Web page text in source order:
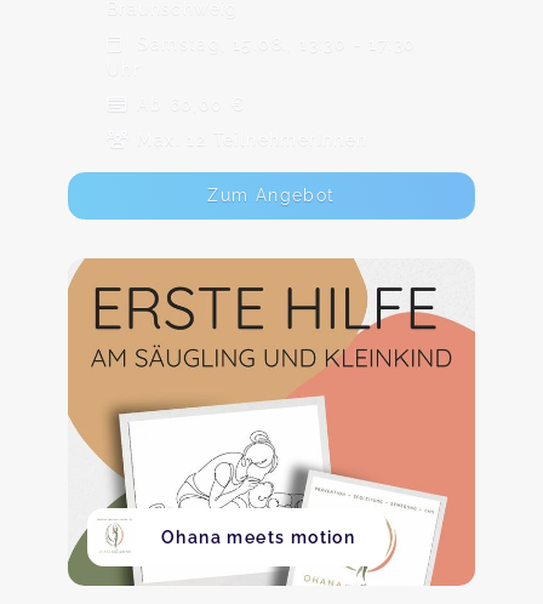
Samstag, 15.08., 13:30 - 17:30
Ab 60,00 €
Max. 12 TeilnehmerInnen
Zum Angebot
Ohana meets motion